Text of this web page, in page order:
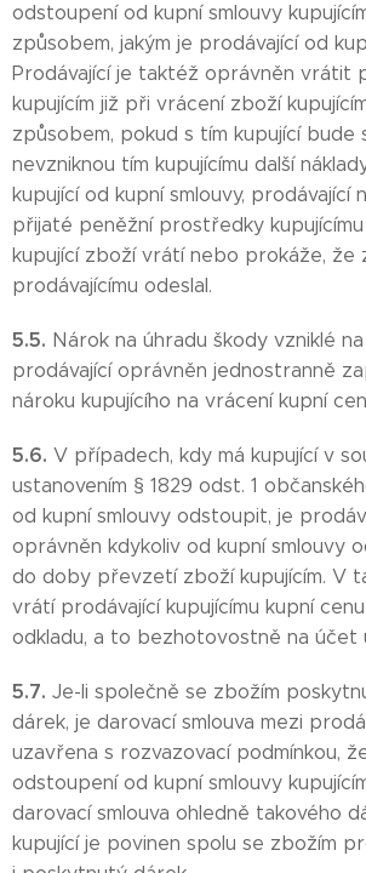
odstoupení od kupní smlouvy
způsobem, jakým je prodávající od
Prodávající je taktéž oprávněn vrátit
kupujícím již při vrácení zboží
způsobem, pokud s tím kupující bude
nevzniknou tím kupujícímu další
kupující od kupní smlouvy, prodávající
přijaté peněžní prostředky kupujícímu
kupující zboží vrátí nebo prokáže, že
prodávajícímu odeslal.
5.5. Nárok na úhradu škody vzniklé
prodávající oprávněn jednostranně
nároku kupujícího na vrácení kupní
5.6. V případech, kdy má kupující v
ustanovením § 1829 odst. 1
od kupní smlouvy odstoupit, je
oprávněn kdykoliv od kupní smlouvy
do doby převzetí zboží kupujícím. V
vrátí prodávající kupujícímu kupní
odkladu, a to bezhotovostně na účet
5.7. Je-li společně se zbožím
dárek, je darovací smlouva mezi
uzavřena s rozvazovací podmínkou,
odstoupení od kupní smlouvy
darovací smlouva ohledně takového
kupující je povinen spolu se zbožím